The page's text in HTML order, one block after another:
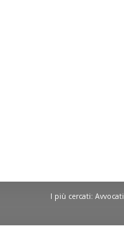
I più cercati: